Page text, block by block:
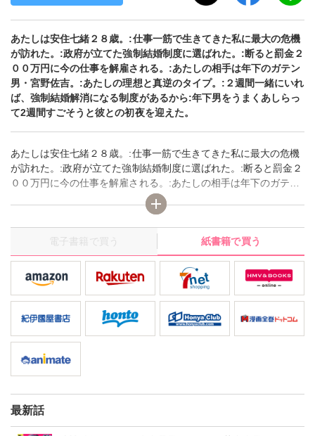
あたしは安住七緒２８歳。:仕事一筋で生きてきた私に最大の危機
が訪れた。:政府が立てた強制結婚制度に選ばれた。:断ると罰金２
００万円に今の仕事を解雇される。:あたしの相手は年下のガテン
男・宮野佐吉。:あたしの理想と真逆のタイプ。:２週間一緒にいれ
ば、強制結婚解消になる制度があるから:年下男をうまくあしらっ
て2週間すごそうと彼との初夜を迎えた。
あたしは安住七緒２８歳。:仕事一筋で生きてきた私に最大の危機
が訪れた。:政府が立てた強制結婚制度に選ばれた。:断ると罰金２
００万円に今の仕事を解雇される。:あたしの相手は年下のガテン
男・宮野佐吉。:あたしの理想と真逆のタイプ。:２週間一緒にいれ
ば、強制結婚解消になる制度があるから:年下男をうまくあしらっ
て2週間すごそうと彼との初夜を迎えた。
電子書籍で買う
紙書籍で買う
最新話